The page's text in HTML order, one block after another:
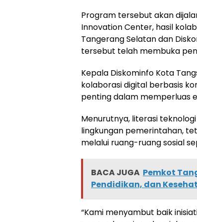
Program tersebut akan
Innovation Center, hasil
Tangerang Selatan dan
tersebut telah membuka
Kepala Diskominfo Kota
kolaborasi digital berbasis
penting dalam memperluas
Menurutnya, literasi
lingkungan pemerintahan,
melalui ruang-ruang sosial
BACA JUGA Pemkot
Pendidikan, dan
“Kami menyambut baik